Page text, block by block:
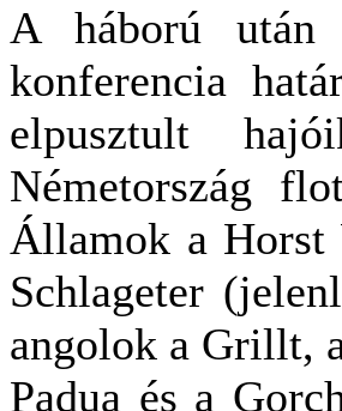
A háború után
konferencia
elpusztult
Németország
Államok a Horst
Schlageter
angolok a Grillt,
Padua és a